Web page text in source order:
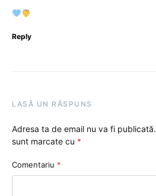
Reply
LASĂ UN RĂSPUNS
Adresa ta de email nu va fi publicată.
sunt marcate cu *
Comentariu *